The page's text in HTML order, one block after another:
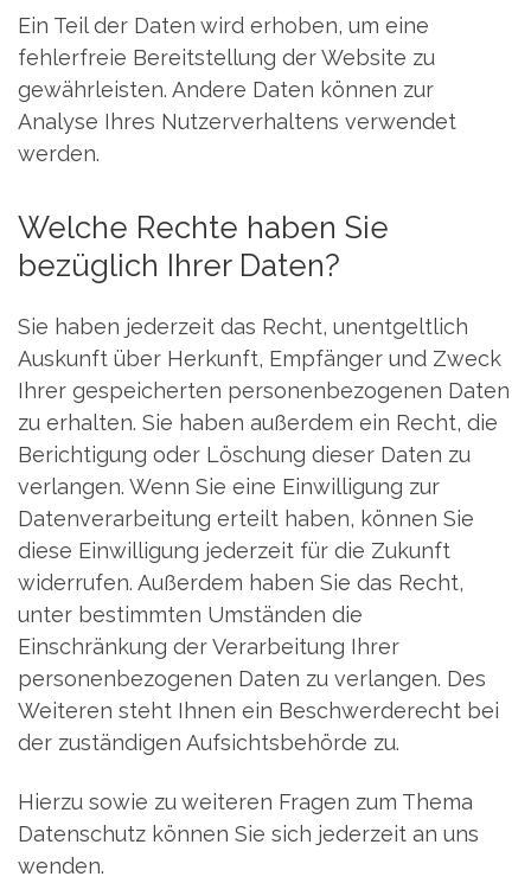
Ein Teil der Daten wird erhoben, um eine
fehlerfreie Bereitstellung der Website zu
gewährleisten. Andere Daten können zur
Analyse Ihres Nutzerverhaltens verwendet
werden.
Welche Rechte haben Sie
bezüglich Ihrer Daten?
Sie haben jederzeit das Recht, unentgeltlich
Auskunft über Herkunft, Empfänger und Zweck
Ihrer gespeicherten personenbezogenen Daten
zu erhalten. Sie haben außerdem ein Recht, die
Berichtigung oder Löschung dieser Daten zu
verlangen. Wenn Sie eine Einwilligung zur
Datenverarbeitung erteilt haben, können Sie
diese Einwilligung jederzeit für die Zukunft
widerrufen. Außerdem haben Sie das Recht,
unter bestimmten Umständen die
Einschränkung der Verarbeitung Ihrer
personenbezogenen Daten zu verlangen. Des
Weiteren steht Ihnen ein Beschwerderecht bei
der zuständigen Aufsichtsbehörde zu.
Hierzu sowie zu weiteren Fragen zum Thema
Datenschutz können Sie sich jederzeit an uns
wenden.